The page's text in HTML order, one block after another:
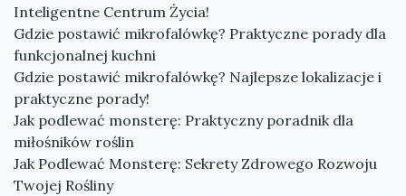
Inteligentne Centrum Życia!
Gdzie postawić mikrofalówkę? Praktyczne porady dla
funkcjonalnej kuchni
Gdzie postawić mikrofalówkę? Najlepsze lokalizacje i
praktyczne porady!
Jak podlewać monsterę: Praktyczny poradnik dla
miłośników roślin
Jak Podlewać Monsterę: Sekrety Zdrowego Rozwoju
Twojej Rośliny